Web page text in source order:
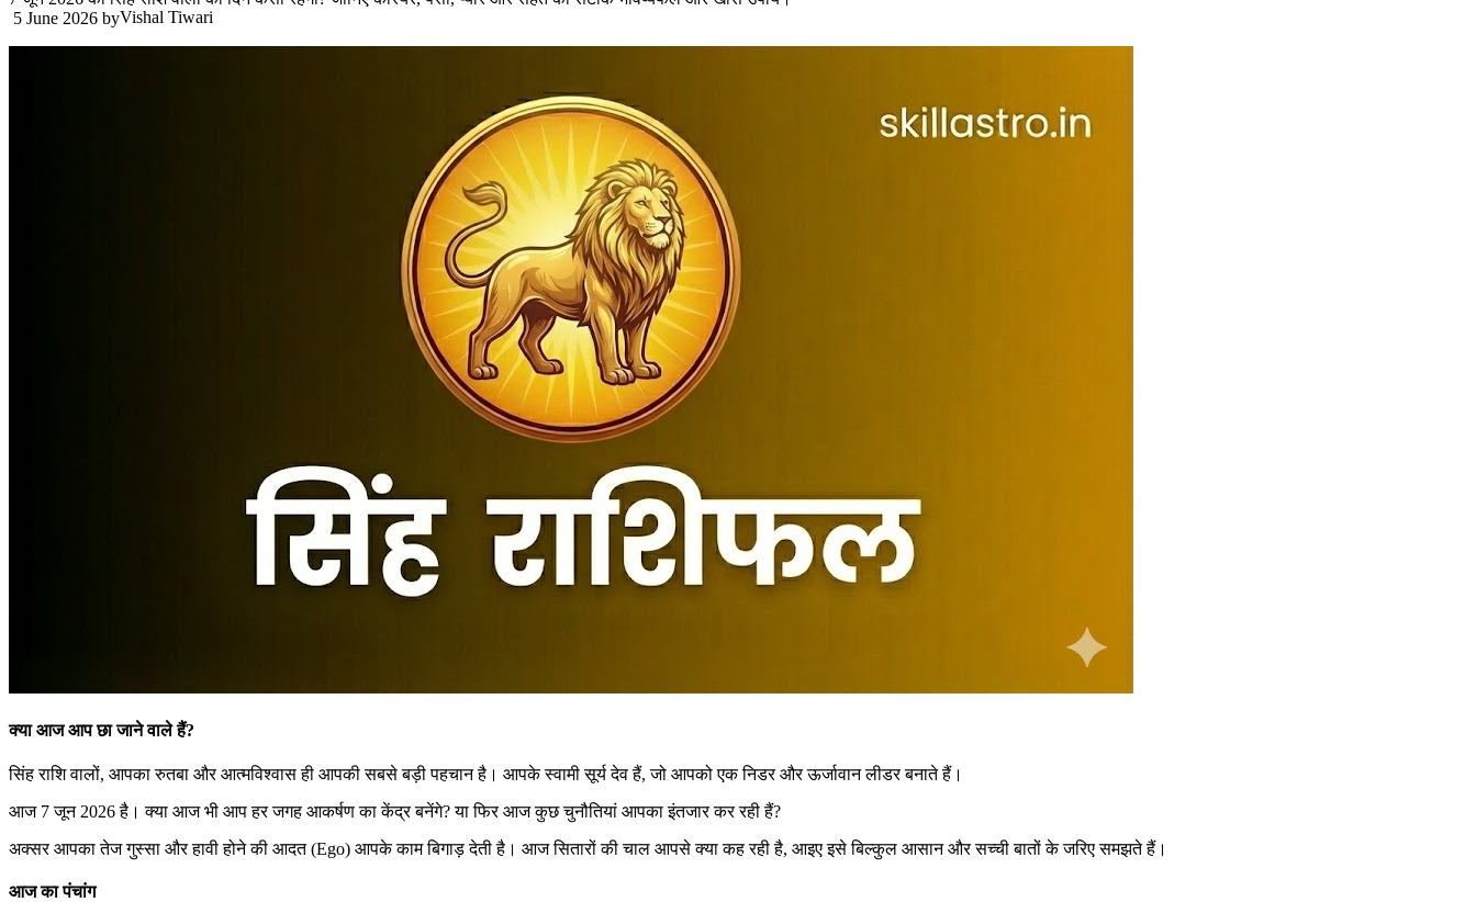
5 June 2026 byVishal Tiwari
क्या आज आप छा जाने वाले हैं?
सिंह राशि वालों, आपका रुतबा और आत्मविश्वास ही आपकी सबसे बड़ी पहचान है। आपके स्वामी सूर्य देव हैं, जो आपको एक निडर और ऊर्जावान लीडर बनाते हैं।
आज 7 जून 2026 है। क्या आज भी आप हर जगह आकर्षण का केंद्र बनेंगे? या फिर आज कुछ चुनौतियां आपका इंतजार कर रही हैं?
अक्सर आपका तेज गुस्सा और हावी होने की आदत (Ego) आपके काम बिगाड़ देती है। आज सितारों की चाल आपसे क्या कह रही है, आइए इसे बिल्कुल आसान और सच्ची बातों के जरिए समझते हैं।
आज का पंचांग